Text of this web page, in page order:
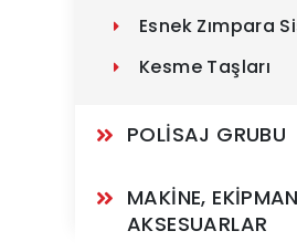
Esnek Zımpara
Kesme Taşları
POLİSAJ GRUBU
MAKİNE,
AKSESUARLAR